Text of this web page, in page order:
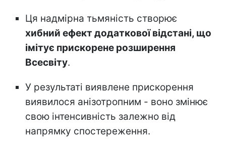
Ця надмірна тьмяність створює
хибний ефект додаткової відстані, що
імітує прискорене розширення
Всесвіту.
У результаті виявлене прискорення
виявилося анізотропним - воно змінює
свою інтенсивність залежно від
напрямку спостереження.